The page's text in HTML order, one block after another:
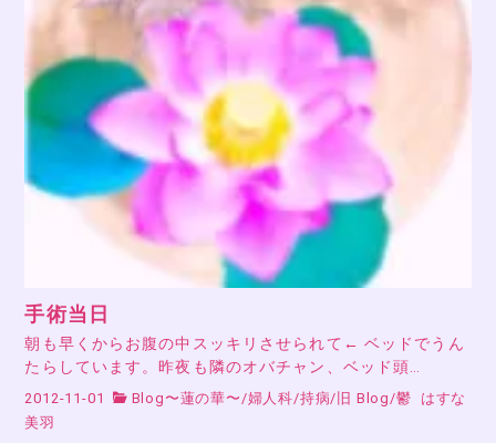
手術当日
朝も早くからお腹の中スッキリさせられて← ベッドでうん
たらしています。昨夜も隣のオバチャン、ベッド頭…
2012-11-01 Blog〜蓮の華〜 /婦人科/持病/旧 Blog /鬱
はすな
美羽